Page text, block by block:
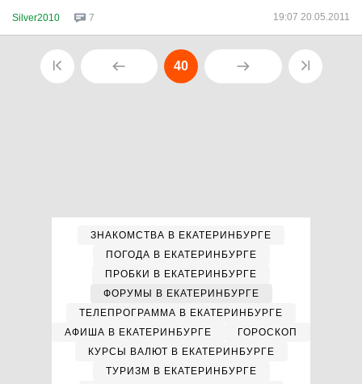
Silver2010 7 19:07 20.05.2011
40
ЗНАКОМСТВА В ЕКАТЕРИНБУРГЕ
ПОГОДА В ЕКАТЕРИНБУРГЕ
ПРОБКИ В ЕКАТЕРИНБУРГЕ
ФОРУМЫ В ЕКАТЕРИНБУРГЕ
ТЕЛЕПРОГРАММА В ЕКАТЕРИНБУРГЕ
АФИША В ЕКАТЕРИНБУРГЕ
ГОРОСКОП
КУРСЫ ВАЛЮТ В ЕКАТЕРИНБУРГЕ
ТУРИЗМ В ЕКАТЕРИНБУРГЕ